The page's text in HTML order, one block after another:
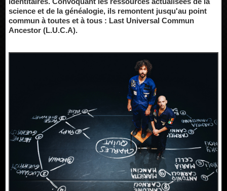
science et de la généalogie, ils remontent jusqu'au point
commun à toutes et à tous : Last Universal Commun
Ancestor (L.U.C.A).